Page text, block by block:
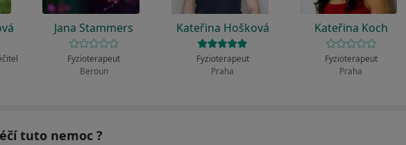
Jana Stammers
Fyzioterapeut
Beroun
Kateřina Hošková
Fyzioterapeut
Praha
Kateřina Koch
Fyzioterapeut
Praha
tuto nemoc ?